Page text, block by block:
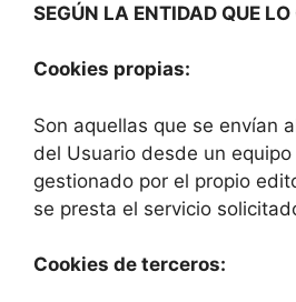
SEGÚN LA ENTIDAD QUE
Cookies propias:
Son aquellas que se envían
del Usuario desde un
gestionado por el propio
se presta el servicio
Cookies de terceros: